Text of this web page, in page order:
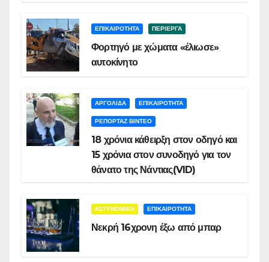
ΕΠΙΚΑΙΡΟΤΗΤΑ ΠΕΡΙΕΡΓΑ
Φορτηγό με χώματα «έλιωσε»
αυτοκίνητο
ΑΡΓΟΛΙΔΑ ΕΠΙΚΑΙΡΟΤΗΤΑ
ΡΕΠΟΡΤΑΖ ΒΙΝΤΕΟ
18 χρόνια κάθειρξη στον οδηγό και
15 χρόνια στον συνοδηγό για τον
θάνατο της Νάντιας(VID)
ΑΣΤΥΝΟΜΙΚΑ ΕΠΙΚΑΙΡΟΤΗΤΑ
Νεκρή 16χρονη έξω από μπαρ